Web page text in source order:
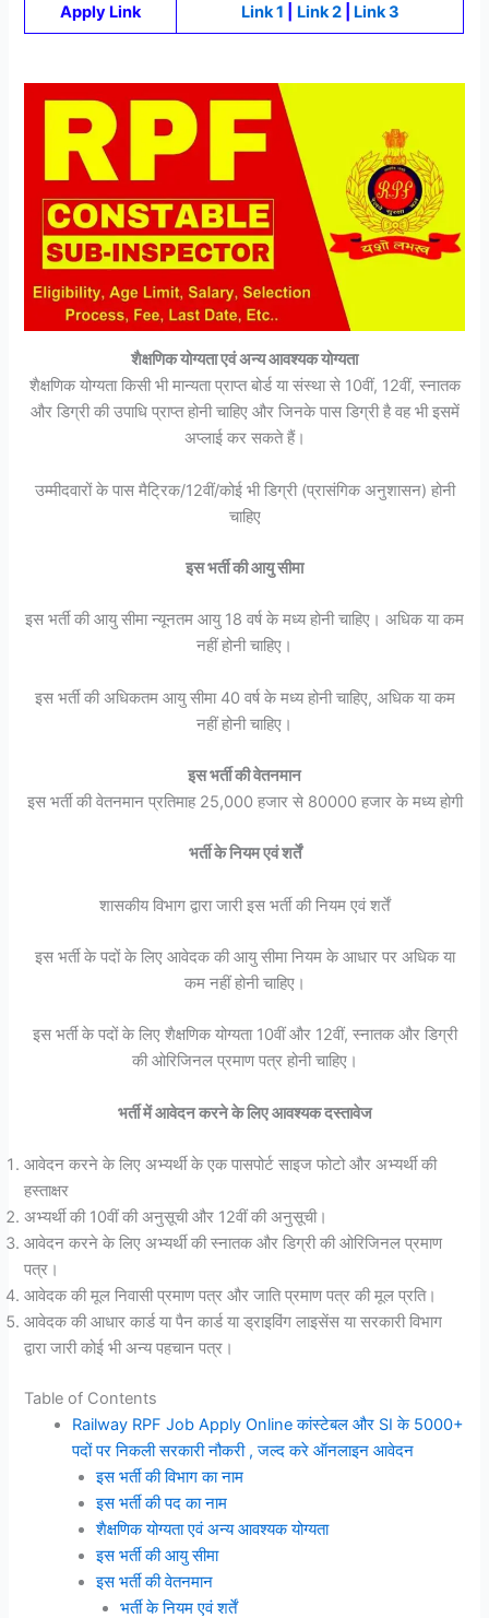
Apply Link Link 1 Link 2 Link 3
शैक्षणिक योग्यता एवं अन्य आवश्यक योग्यता
शैक्षणिक योग्यता किसी भी मान्यता प्राप्त बोर्ड या संस्था से 10वीं, 12वीं, स्नातक
और डिग्री की उपाधि प्राप्त होनी चाहिए और जिनके पास डिग्री है वह भी इसमें
अप्लाई कर सकते हैं।
उम्मीदवारों के पास मैट्रिक/12वीं/कोई भी डिग्री (प्रासंगिक अनुशासन) होनी
चाहिए
इस भर्ती की आयु सीमा
इस भर्ती की आयु सीमा न्यूनतम आयु 18 वर्ष के मध्य होनी चाहिए। अधिक या कम
नहीं होनी चाहिए।
इस भर्ती की अधिकतम आयु सीमा 40 वर्ष के मध्य होनी चाहिए, अधिक या कम
नहीं होनी चाहिए।
इस भर्ती की वेतनमान
इस भर्ती की वेतनमान प्रतिमाह 25,000 हजार से 80000 हजार के मध्य होगी
भर्ती के नियम एवं शर्तें
शासकीय विभाग द्वारा जारी इस भर्ती की नियम एवं शर्तें
इस भर्ती के पदों के लिए आवेदक की आयु सीमा नियम के आधार पर अधिक या
कम नहीं होनी चाहिए।
इस भर्ती के पदों के लिए शैक्षणिक योग्यता 10वीं और 12वीं, स्नातक और डिग्री
की ओरिजिनल प्रमाण पत्र होनी चाहिए।
भर्ती में आवेदन करने के लिए आवश्यक दस्तावेज
आवेदन करने के लिए अभ्यर्थी के एक पासपोर्ट साइज फोटो और अभ्यर्थी की
हस्ताक्षर
अभ्यर्थी की 10वीं की अनुसूची और 12वीं की अनुसूची।
आवेदन करने के लिए अभ्यर्थी की स्नातक और डिग्री की ओरिजिनल प्रमाण
पत्र।
आवेदक की मूल निवासी प्रमाण पत्र और जाति प्रमाण पत्र की मूल प्रति।
आवेदक की आधार कार्ड या पैन कार्ड या ड्राइविंग लाइसेंस या सरकारी विभाग
द्वारा जारी कोई भी अन्य पहचान पत्र।
Table of Contents
Railway RPF Job Apply Online कांस्टेबल और SI के 5000+
पदों पर निकली सरकारी नौकरी , जल्द करे ऑनलाइन आवेदन
इस भर्ती की विभाग का नाम
इस भर्ती की पद का नाम
शैक्षणिक योग्यता एवं अन्य आवश्यक योग्यता
इस भर्ती की आयु सीमा
इस भर्ती की वेतनमान
भर्ती के नियम एवं शर्तें